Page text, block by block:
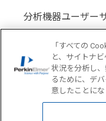
分析機器ユーザー
分析機器代理店サ
Location: Japan(
COPYRIGHT ©
「すべての
と、サイトナ
状況を分析し
るために、デ
意したことにな